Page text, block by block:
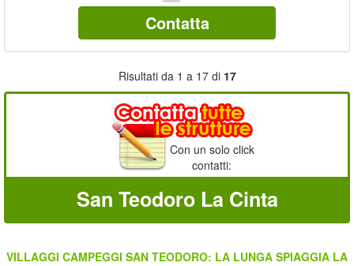
Contatta
Risultati da 1 a 17 di 17
Con un solo click
contatti:
San Teodoro La Cinta
VILLAGGI CAMPEGGI SAN TEODORO: LA LUNGA SPIAGGIA LA